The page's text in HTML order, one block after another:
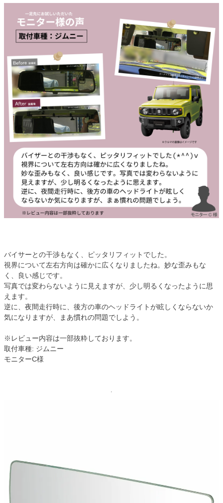
バイサーとの干渉もなく、ピッタリフィットでした。
視界について左右方向は確かに広くなりましたね。妙な歪みもな
く、良い感じです。
写真では変わらないように見えますが、少し明るくなったように思
えます。
逆に、夜間走行時に、後方の車のヘッドライトが眩しくならないか
気になりますが、まあ慣れの問題でしよう。
※レビュー内容は一部抜粋しております。
取付車種: ジムニー
モニターC様